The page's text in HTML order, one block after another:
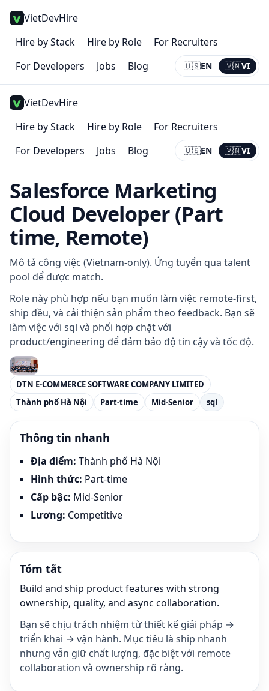
VietDevHire
Hire by Stack
Hire by Role
For Recruiters
For Developers
Jobs Blog 🇺🇸EN 🇻🇳VI
Current:
VI
VietDevHire
Hire by Stack
Hire by Role
For Recruiters
For Developers
Jobs Blog 🇺🇸EN 🇻🇳VI
Current:
VI
Salesforce Marketing
Cloud Developer (Part
time, Remote)
Mô tả công việc (Vietnam-only). Ứng tuyển qua talent
pool để được match.
Role này phù hợp nếu bạn muốn làm việc remote-first,
ship đều, và cải thiện sản phẩm theo feedback. Bạn sẽ
làm việc với sql và phối hợp chặt với
product/engineering để đảm bảo độ tin cậy và tốc độ.
DTN E-COMMERCE SOFTWARE COMPANY LIMITED
Thành phố Hà Nội
Part-time Mid-Senior sql
Thông tin nhanh
Địa điểm: Thành phố Hà Nội
Hình thức: Part-time
Cấp bậc: Mid-Senior
Lương: Competitive
Tóm tắt
Build and ship product features with strong
ownership, quality, and async collaboration.
Bạn sẽ chịu trách nhiệm từ thiết kế giải pháp →
triển khai → vận hành. Mục tiêu là ship nhanh
nhưng vẫn giữ chất lượng, đặc biệt với remote
collaboration và ownership rõ ràng.